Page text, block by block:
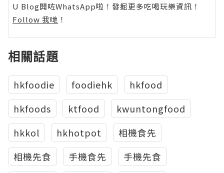
U Blog開咗WhatsApp啦！發掘更多吃喝玩樂資訊！
Follow 我哋 ！
相關話題
hkfoodie foodiehk
hkfood
hkfoods
ktfood
kwuntongfood
hkkol
hkhotpot
相機食先
相機先食
手機食先
手機先食